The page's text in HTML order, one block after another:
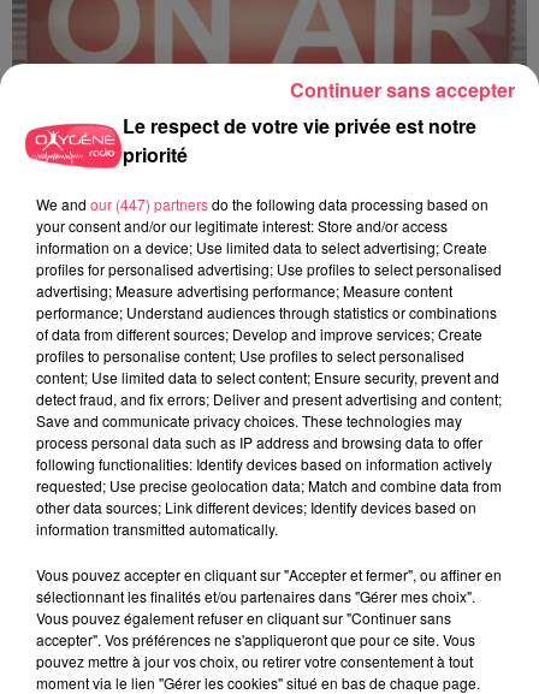
Le respect de votre vie privée est notre
priorité
We and our (447) partnersdo the following data processing based on
your consent and/or our legitimate interest: Store and/or access
information on a device; Use limited data to select advertising; Create
profiles for personalised advertising; Use profiles to select personalised
advertising; Measure advertising performance; Measure content
performance; Understand audiences through statistics or combinations
of data from different sources; Develop and improve services; Create
profiles to personalise content; Use profiles to select personalised
content; Use limited data to select content; Ensure security, prevent and
detect fraud, and fix errors; Deliver and present advertising and content;
Save and communicate privacy choices. These technologies may
process personal data such as IP address and browsing data to offer
following functionalities: Identify devices based on information actively
requested; Use precise geolocation data; Match and combine data from
other data sources; Link different devices; Identify devices based on
information transmitted automatically.
Vous pouvez accepter en cliquant sur "Accepter et fermer", ou affiner en
sélectionnant les finalités et/ou partenaires dans "Gérer mes choix".
Vous pouvez également refuser en cliquant sur "Continuer sans
accepter". Vos préférences ne s'appliqueront que pour ce site. Vous
pouvez mettre à jour vos choix, ou retirer votre consentement à tout
moment via le lien "Gérer les cookies" situé en bas de chaque page.
Continuer sans accepter